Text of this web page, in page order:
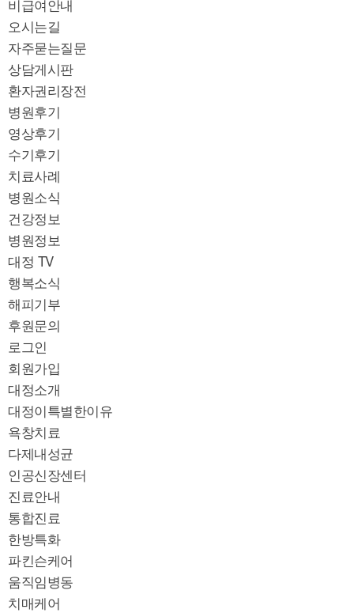
비급여안내
오시는길
자주묻는질문
상담게시판
환자권리장전
병원후기
영상후기
수기후기
치료사례
병원소식
건강정보
병원정보
대정 TV
행복소식
해피기부
후원문의
로그인
회원가입
대정소개
대정이특별한이유
욕창치료
다제내성균
인공신장센터
진료안내
통합진료
한방특화
파킨슨케어
움직임병동
치매케어